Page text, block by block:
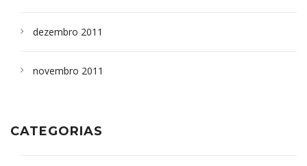
dezembro 2011
novembro 2011
CATEGORIAS